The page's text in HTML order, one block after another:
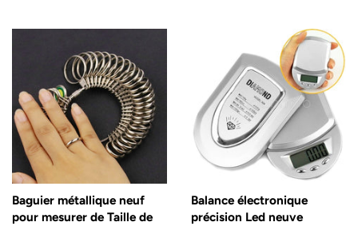
Baguier métallique neuf
pour mesurer de Taille de
Balance électronique
précision Led neuve